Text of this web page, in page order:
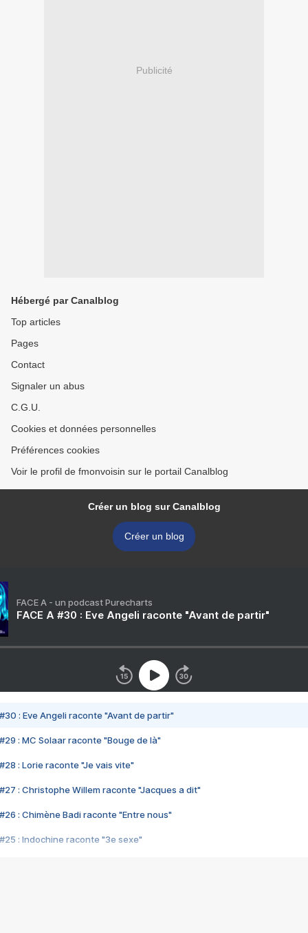
Publicité
Hébergé par Canalblog
Top articles
Pages
Contact
Signaler un abus
C.G.U.
Cookies et données personnelles
Préférences cookies
Voir le profil de fmonvoisin sur le portail Canalblog
Créer un blog sur Canalblog
Créer un blog
FACE A - un podcast Purecharts
FACE A #30 : Eve Angeli raconte "Avant de partir"
#30 : Eve Angeli raconte "Avant de partir"
#29 : MC Solaar raconte "Bouge de là"
#28 : Lorie raconte "Je vais vite"
#27 : Christophe Willem raconte "Jacques a dit"
#26 : Chimène Badi raconte "Entre nous"
#25 : Indochine raconte "3e sexe"